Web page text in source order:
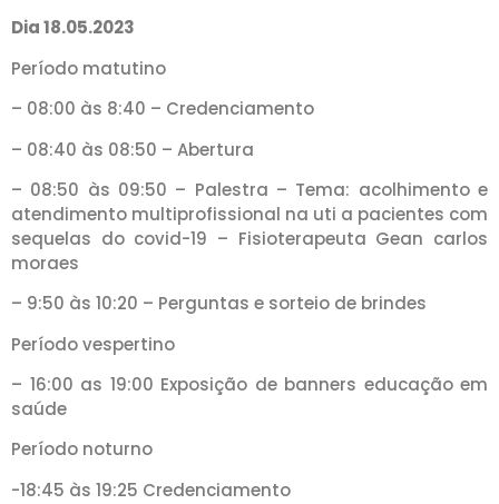
Dia 18.05.2023
Período matutino
– 08:00 às 8:40 – Credenciamento
– 08:40 às 08:50 – Abertura
– 08:50 às 09:50 – Palestra – Tema: acolhimento e
atendimento multiprofissional na uti a pacientes com
sequelas do covid-19 – Fisioterapeuta Gean carlos
moraes
– 9:50 às 10:20 – Perguntas e sorteio de brindes
Período vespertino
– 16:00 as 19:00 Exposição de banners educação em
saúde
Período noturno
-18:45 às 19:25 Credenciamento